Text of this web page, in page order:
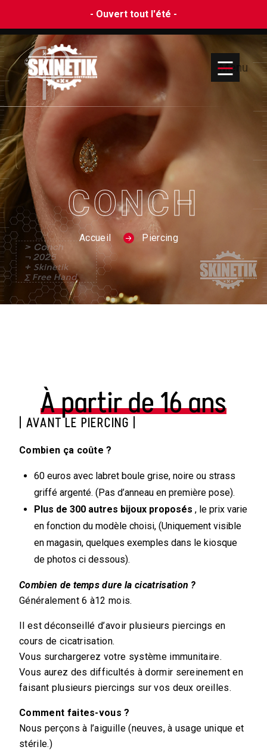
- Ouvert tout l'été -
Menu
CONCH
Accueil Piercing
À partir de 16 ans
| AVANT LE PIERCING |
Combien ça coûte ?
60 euros avec labret boule grise, noire ou strass
griffé argenté. (Pas d’anneau en première pose).
Plus de 300 autres bijoux proposés , le prix varie
en fonction du modèle choisi, (Uniquement visible
en magasin, quelques exemples dans le kiosque
de photos ci dessous).
Combien de temps dure la cicatrisation ?
Généralement 6 à12 mois.
Il est déconseillé d’avoir plusieurs piercings en
cours de cicatrisation.
Vous surchargerez votre système immunitaire.
Vous aurez des difficultés à dormir sereinement en
faisant plusieurs piercings sur vos deux oreilles.
Comment faites-vous ?
Nous perçons à l’aiguille (neuves, à usage unique et
stérile.)